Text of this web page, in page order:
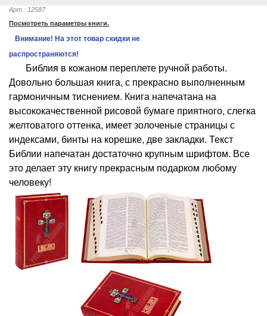
Арт.: 12587
Посмотреть параметры книги.
Внимание! На этот товар скидки не
распространяются!
Библия в кожаном переплете ручной работы.
Довольно большая книга, с прекрасно выполненным
гармоничным тиснением. Книга напечатана на
высококачественной рисовой бумаге приятного, слегка
желтоватого оттенка, имеет золоченые страницы с
индексами, бинты на корешке, две закладки. Текст
Библии напечатан достаточно крупным шрифтом. Все
это делает эту книгу прекрасным подарком любому
человеку!